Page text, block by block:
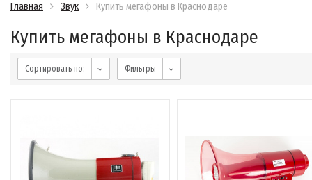
Главная Звук Купить мегафоны в Краснодаре
Купить мегафоны в Краснодаре
Сортировать по: Фильтры